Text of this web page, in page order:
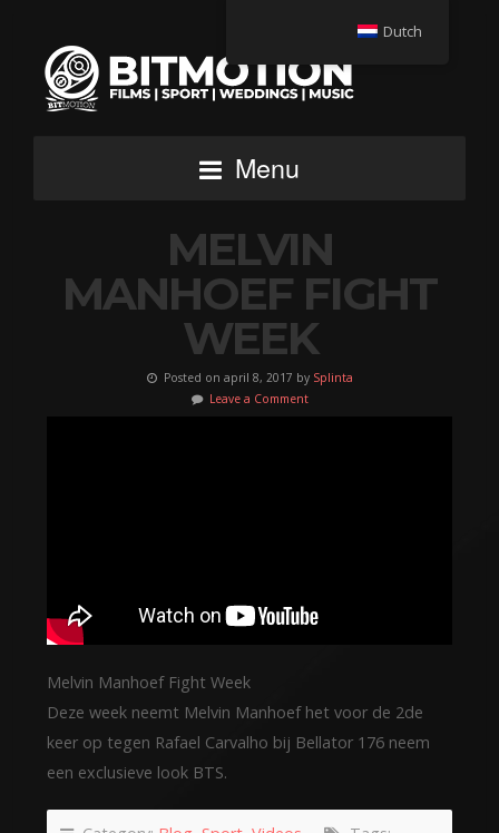
Menu
MELVIN
MANHOEF FIGHT
WEEK
Posted on april 8, 2017 by Splinta
Leave a Comment
Melvin Manhoef Fight Week
Deze week neemt Melvin Manhoef het voor de 2de
keer op tegen Rafael Carvalho bij Bellator 176 neem
een exclusieve look BTS.
Dutch